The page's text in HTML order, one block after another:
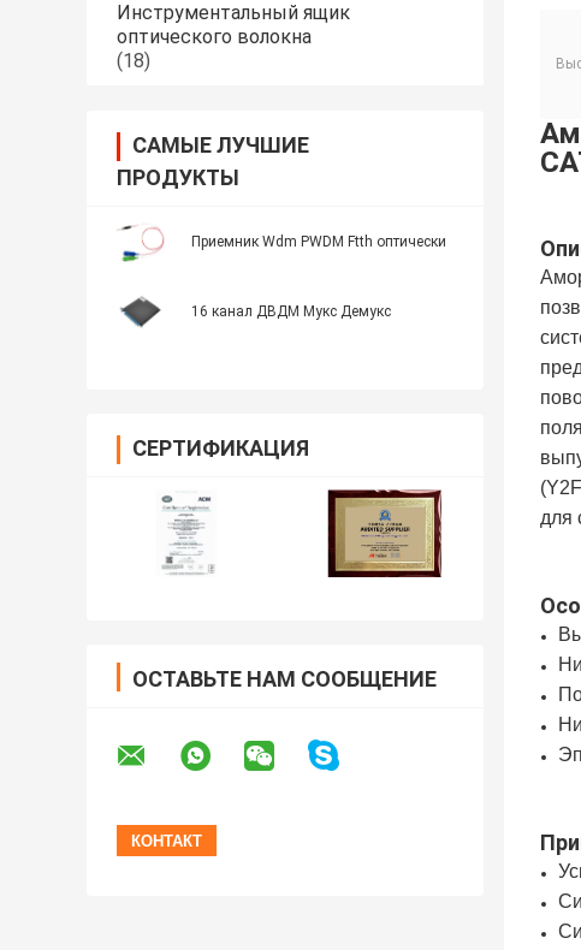
Инструментальный ящик
оптического волокна
(18)
САМЫЕ ЛУЧШИЕ
ПРОДУКТЫ
Приемник Wdm PWDM Ftth оптически
16 канал ДВДМ Мукс Демукс
СЕРТИФИКАЦИЯ
ОСТАВЬТЕ НАМ СООБЩЕНИЕ
для